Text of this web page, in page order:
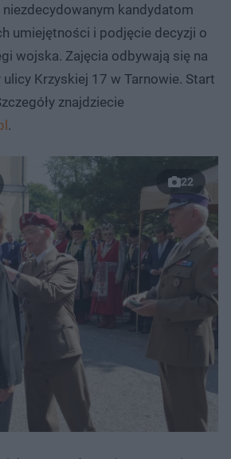
kandydatom
umiejętności i podjęcie decyzji o
wojska. Zajęcia odbywają się na
ulicy Krzyskiej 17 w Tarnowie. Start
znajdziecie
.
22